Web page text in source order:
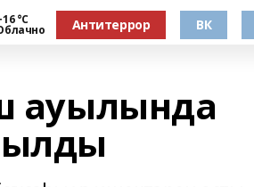
°С Антитеррор ВК
ауылында